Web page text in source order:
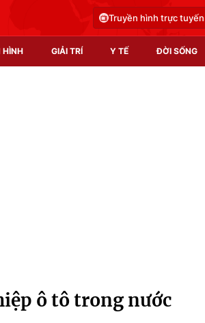
Truyền hình trực tuyến
HÌNH GIẢI TRÍ Y TẾ ĐỜI SỐNG
Infographic
ô tô trong nước